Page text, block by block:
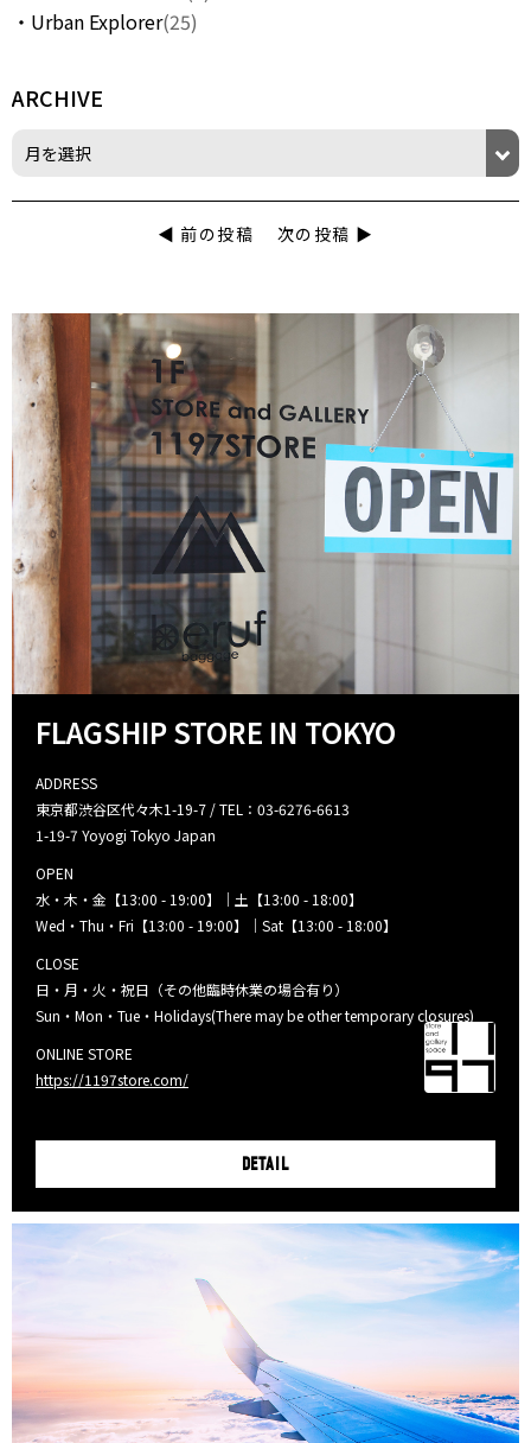
Urban Explorer(25)
ARCHIVE
◀︎ 前の投稿 次の投稿 ▶︎
FLAGSHIP STORE IN TOKYO
ADDRESS
東京都渋谷区代々木1-19-7 / TEL：03-6276-6613
1-19-7 Yoyogi Tokyo Japan
OPEN
水・木・金【13:00 - 19:00】｜土【13:00 - 18:00】
Wed・Thu・Fri【13:00 - 19:00】｜Sat【13:00 - 18:00】
CLOSE
日・月・火・祝日（その他臨時休業の場合有り）
Sun・Mon・Tue・Holidays(There may be other temporary closures)
ONLINE STORE
https://1197store.com/
DETAIL